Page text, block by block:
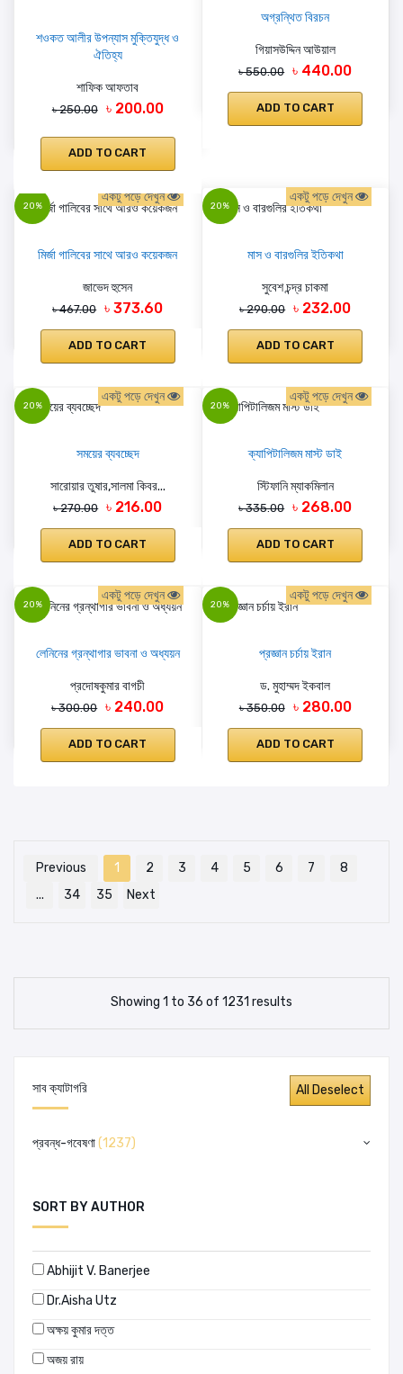
সাব ক্যাটাগরি
প্রবন্ধ-গবেষণা(1237)
SORT BY AUTHOR
Abhijit V. Banerjee
Dr.Aisha Utz
অক্ষয় কুমার দত্ত
অজয় রায়
শওকত আলীর উপন্যাস মুক্তিযুদ্ধ ও
ঐতিহ্য
শাফিক আফতাব
৳ 250.00 ৳ 200.00
ADD TO CART
অগ্রন্থিত বিরচন
গিয়াসউদ্দিন আউয়াল
৳ 550.00 ৳ 440.00
ADD TO CART
20%
একটু পড়ে দেখুন
মির্জা গালিবের সাথে আরও কয়েকজন
জাভেদ হুসেন
৳ 467.00 ৳ 373.60
ADD TO CART
20%
একটু পড়ে দেখুন
মাস ও বারগুলির ইতিকথা
সুবেশ চন্দ্র চাকমা
৳ 290.00 ৳ 232.00
ADD TO CART
20%
একটু পড়ে দেখুন
সময়ের ব্যবচ্ছেদ
সারোয়ার তুষার,সালমা কিবর...
৳ 270.00 ৳ 216.00
ADD TO CART
20%
একটু পড়ে দেখুন
ক্যাপিটালিজম মাস্ট ডাই
স্টিফানি ম্যাকমিলান
৳ 335.00 ৳ 268.00
ADD TO CART
20%
একটু পড়ে দেখুন
লেনিনের গ্রন্থাগার ভাবনা ও অধ্যয়ন
প্রদোষকুমার বাগচী
৳ 300.00 ৳ 240.00
ADD TO CART
20%
একটু পড়ে দেখুন
প্রজ্ঞান চর্চায় ইরান
ড. মুহাম্মদ ইকবাল
৳ 350.00 ৳ 280.00
ADD TO CART
Previous 1 2 3 4 5 6 7
8
...
34 35 Next
Showing 1 to 36 of 1231 results